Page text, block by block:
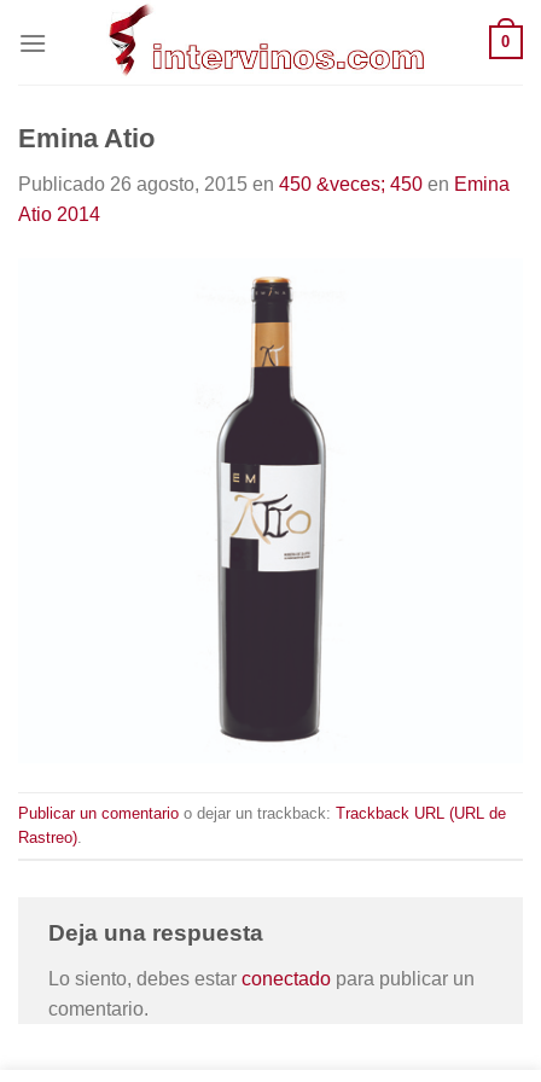
0
Emina Atio
Publicado 26 agosto, 2015 en 450 &veces; 450 en Emina
Atio 2014
Publicar un comentario o dejar un trackback: Trackback URL (URL de
Rastreo)
Deja una respuesta
Lo siento, debes estar conectado para publicar un
comentario.